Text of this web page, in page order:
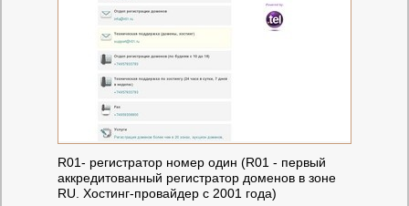
R01- регистратор номер один (R01 - первый
аккредитованный регистратор доменов в зоне
RU. Хостинг-провайдер с 2001 года)